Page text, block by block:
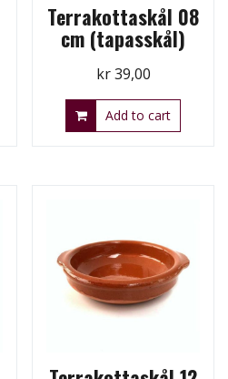
Terrakottaskål 08
cm (tapasskål)
kr39,00
Add to cart